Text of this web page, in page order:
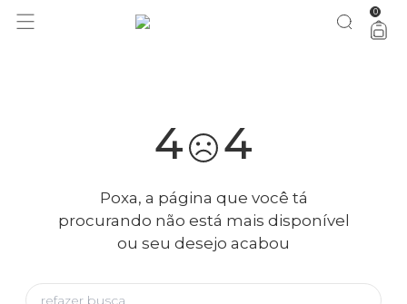
você merece 30% OFF pra comemorar com a gente aproveita! 0
4 4
Poxa, a página que você tá
procurando não está mais disponível
ou seu desejo acabou